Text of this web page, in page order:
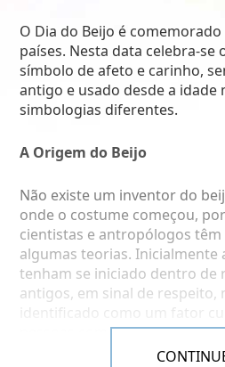
O Dia do Beijo é
países. Nesta data celebra-se
símbolo de afeto e carinho,
antigo e usado desde a idade
simbologias diferentes.
A Origem do Beijo
Não existe um inventor do
onde o costume começou,
cientistas e antropólogos
algumas teorias. Inicialmente
tenham se iniciado dentro de
antigos, em sinal de respeito,
identificado como um fator
pessoas com a necessidade
afeto pelos outros, usavam o